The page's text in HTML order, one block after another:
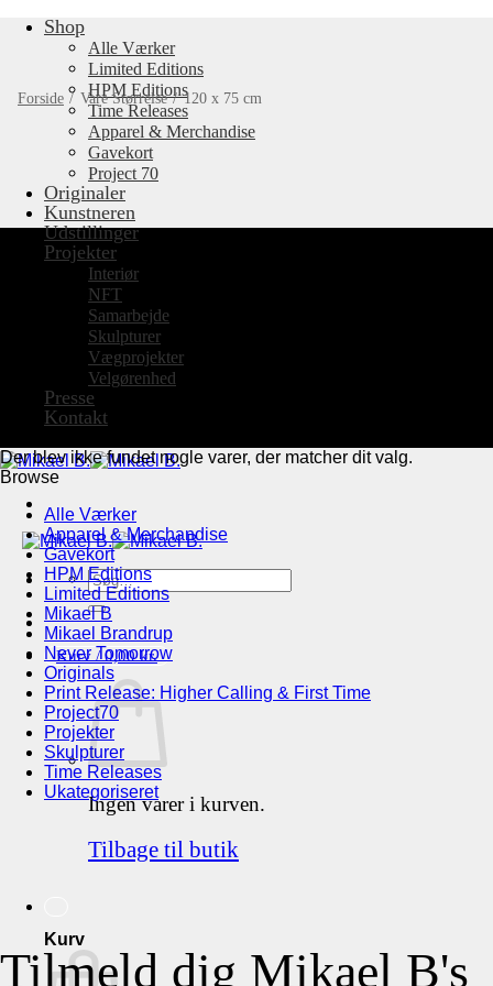
FortsætShop
Alle Værker
Limited Editions
HPM Editions
Time Releases
Apparel & Merchandise
Gavekort
Project 70
Originaler
Kunstneren
Udstillinger
Projekter
Interiør
NFT
Samarbejde
Skulpturer
Vægprojekter
Velgørenhed
Presse
Kontakt
Søg
efter:
Kurv /0,00kr.
Ingen varer i kurven.
Tilbage til butik
Kurv
Forside / Vare Størrelse/120 x 75 cm
Der blev ikke fundet nogle varer, der matcher dit valg.
Browse
Alle Værker
Apparel & Merchandise
Gavekort
HPM Editions
Limited Editions
Mikael B
Mikael Brandrup
Never Tomorrow
Originals
Print Release: Higher Calling & First Time
Project70
Projekter
Skulpturer
Time Releases
Ukategoriseret
Tilmeld dig Mikael B's